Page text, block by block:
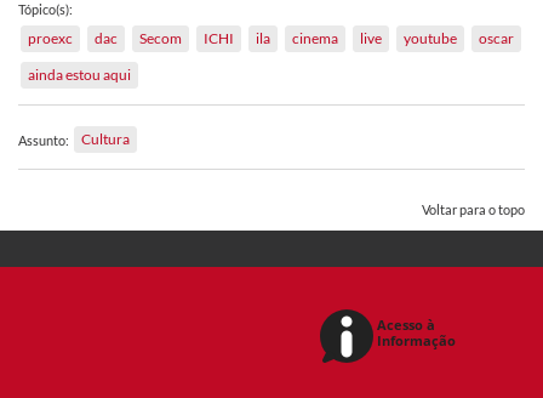
Tópico(s):
proexc dac Secom ICHI ila cinema live youtube
oscar
ainda estou aqui
Assunto: Cultura
Voltar para o topo